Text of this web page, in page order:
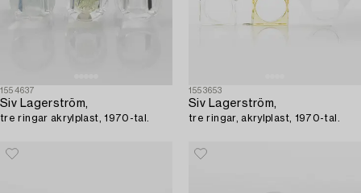
1554637
Siv Lagerström,
tre ringar akrylplast, 1970-tal.
1553653
Siv Lagerström,
tre ringar, akrylplast, 1970-tal.